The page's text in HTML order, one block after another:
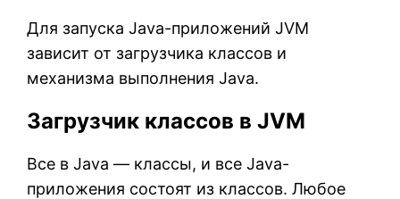
Для запуска Java-приложений JVM
зависит от загрузчика классов и
механизма выполнения Java.
Загрузчик классов в JVM
Все в Java — классы, и все Java-
приложения состоят из классов. Любое